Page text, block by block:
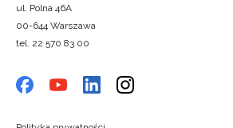
ul. Polna 46A
00-644 Warszawa
tel. 22 570 83 00